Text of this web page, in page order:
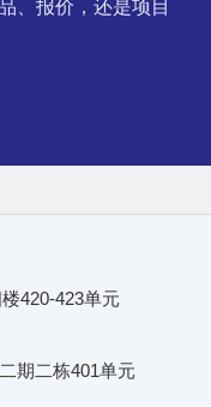
、报价，还是项目
420-423单元
期二栋401单元